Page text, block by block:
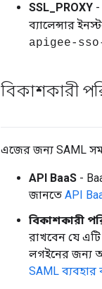
SSL_PROXY
ব্যালেন্সার
apigee-
বিকাশকারী
এজের জন্য SAML
API BaaS -
জানতে API
বিকাশকারী
রাখবেন যে
লগইনের জন্য
SAML